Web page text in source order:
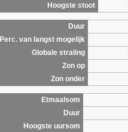
Hoogste stoot
Duur
Perc. van langst mogelijk
Globale straling
Zon op
Zon onder
Etmaalsom
Duur
Hoogste uursom